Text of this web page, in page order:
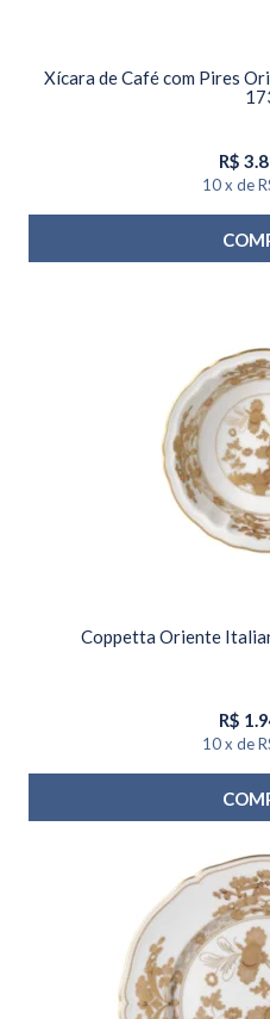
Xícara de Café com Pires
R$
10 x de
Coppetta Oriente
R$
10 x de